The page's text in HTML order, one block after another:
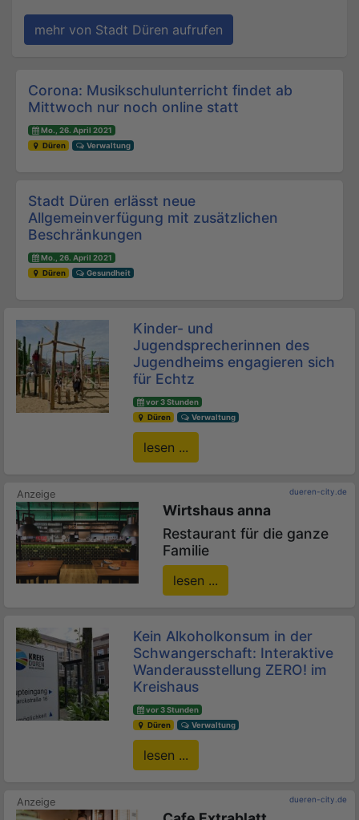
mehr von Stadt Düren aufrufen
Beitrags-Navigation
Corona: Musikschulunterricht findet ab
Mittwoch nur noch online statt
Mo., 26. April 2021
Düren
Verwaltung
Stadt Düren erlässt neue
Allgemeinverfügung mit zusätzlichen
Beschränkungen
Mo., 26. April 2021
Düren
Gesundheit
Kinder- und
Jugendsprecherinnen des
Jugendheims engagieren sich
für Echtz
vor 3 Stunden
Düren
Verwaltung
lesen ...
dueren-city.de
Wirtshaus anna
Restaurant für die ganze
Familie
lesen ...
Kein Alkoholkonsum in der
Schwangerschaft: Interaktive
Wanderausstellung ZERO! im
Kreishaus
vor 3 Stunden
Düren
Verwaltung
lesen ...
dueren-city.de